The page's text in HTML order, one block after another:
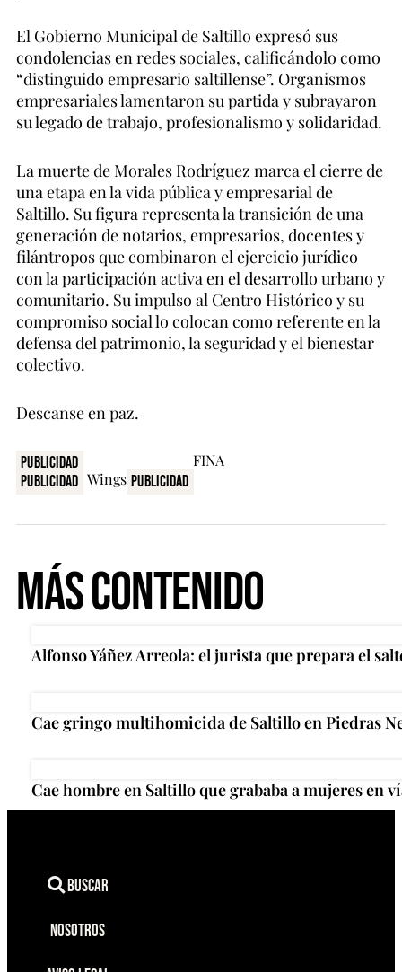
El Gobierno Municipal de Saltillo expresó sus
condolencias en redes sociales, calificándolo como
“distinguido empresario saltillense”. Organismos
empresariales lamentaron su partida y subrayaron
su legado de trabajo, profesionalismo y solidaridad.
La muerte de Morales Rodríguez marca el cierre de
una etapa en la vida pública y empresarial de
Saltillo. Su figura representa la transición de una
generación de notarios, empresarios, docentes y
filántropos que combinaron el ejercicio jurídico
con la participación activa en el desarrollo urbano y
comunitario. Su impulso al Centro Histórico y su
compromiso social lo colocan como referente en la
defensa del patrimonio, la seguridad y el bienestar
colectivo.
Descanse en paz.
Publicidad
Publicidad
Publicidad
Más Contenido
Alfonso Yáñez Arreola: el jurista que prepara el
Cae gringo multihomicida de Saltillo en Piedras
Cae hombre en Saltillo que grababa a mujeres en
Buscar
Nosotros